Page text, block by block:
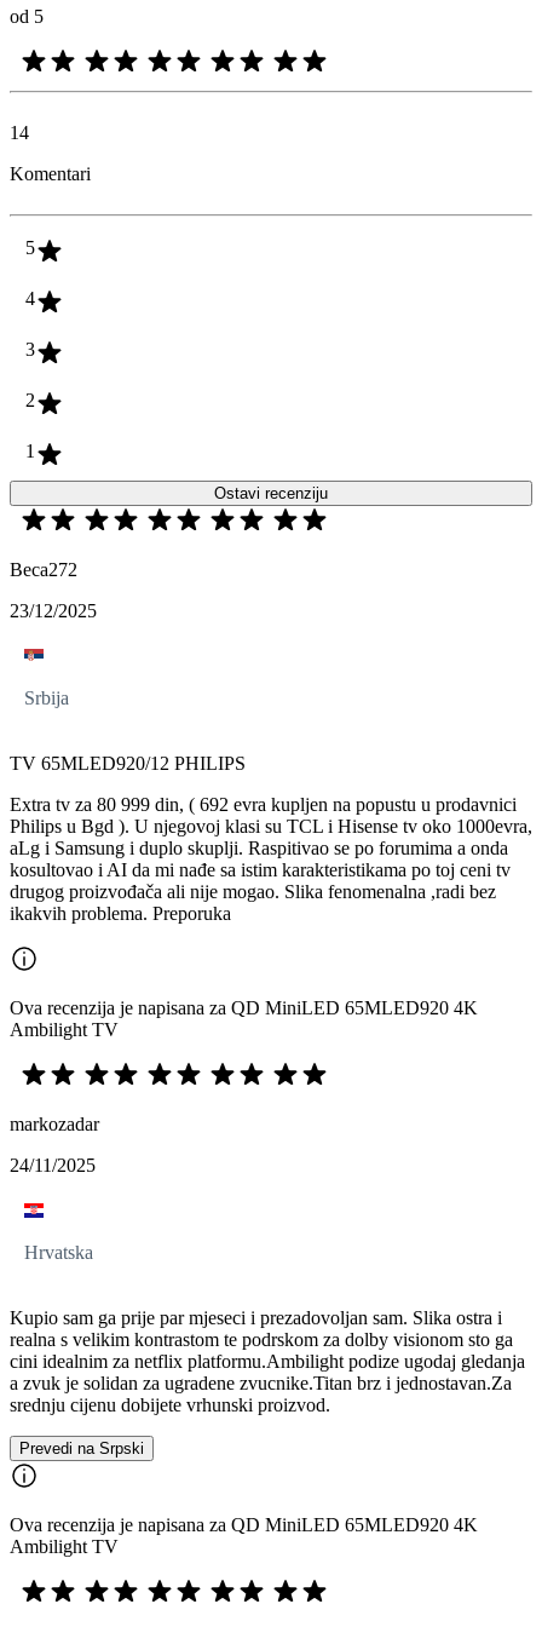
od 5
14
Komentari
5
4
3
2
1
Ostavi recenziju
Beca272
23/12/2025
Srbija
TV 65MLED920/12 PHILIPS
Extra tv za 80 999 din, ( 692 evra kupljen na popustu u prodavnici
Philips u Bgd ). U njegovoj klasi su TCL i Hisense tv oko 1000evra,
aLg i Samsung i duplo skuplji. Raspitivao se po forumima a onda
kosultovao i AI da mi nađe sa istim karakteristikama po toj ceni tv
drugog proizvođača ali nije mogao. Slika fenomenalna ,radi bez
ikakvih problema. Preporuka
Ova recenzija je napisana za QD MiniLED 65MLED920 4K
Ambilight TV
markozadar
24/11/2025
Hrvatska
Kupio sam ga prije par mjeseci i prezadovoljan sam. Slika ostra i
realna s velikim kontrastom te podrskom za dolby visionom sto ga
cini idealnim za netflix platformu.Ambilight podize ugodaj gledanja
a zvuk je solidan za ugradene zvucnike.Titan brz i jednostavan.Za
srednju cijenu dobijete vrhunski proizvod.
Prevedi na Srpski
Ova recenzija je napisana za QD MiniLED 65MLED920 4K
Ambilight TV